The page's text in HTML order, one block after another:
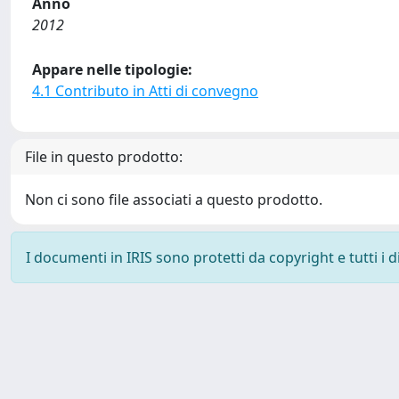
2012
Appare nelle tipologie:
4.1 Contributo in Atti di convegno
File in questo prodotto:
Non ci sono file associati a questo prodotto.
I documenti in IRIS sono protetti da copyright e tutti i